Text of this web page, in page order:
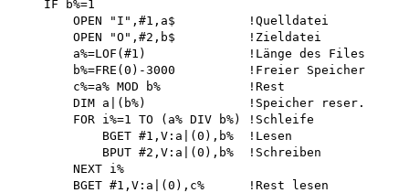
    IF b%=1
        OPEN "I",#1,a$          !Quelldatei
        OPEN "O",#2,b$          !Zieldatei
        a%=LOF(#1)              !Länge des Files
        b%=FRE(0)-3000          !Freier Speicher
        c%=a% MOD b%            !Rest
        DIM a|(b%)              !Speicher reser.
        FOR i%=1 TO (a% DIV b%) !Schleife
            BGET #1,V:a|(0),b%  !Lesen
            BPUT #2,V:a|(0),b%  !Schreiben
        NEXT i%
        BGET #1,V:a|(0),c%      !Rest lesen